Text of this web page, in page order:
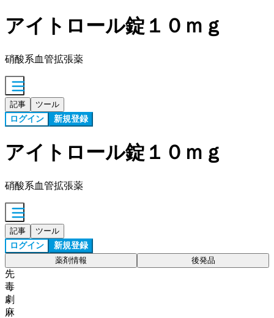
アイトロール錠１０ｍｇ
硝酸系血管拡張薬
記事 ツール
ログイン 新規登録
アイトロール錠１０ｍｇ
硝酸系血管拡張薬
記事 ツール
ログイン 新規登録
薬剤情報 後発品
先
毒
劇
麻